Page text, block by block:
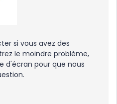
si vous avez des
le moindre problème,
d'écran pour que nous